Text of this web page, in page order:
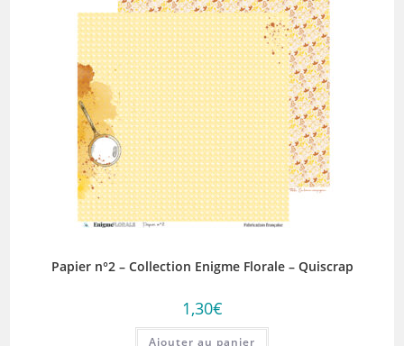
Papier n°2 – Collection Enigme Florale – Quiscrap
1,30€
Ajouter au panier